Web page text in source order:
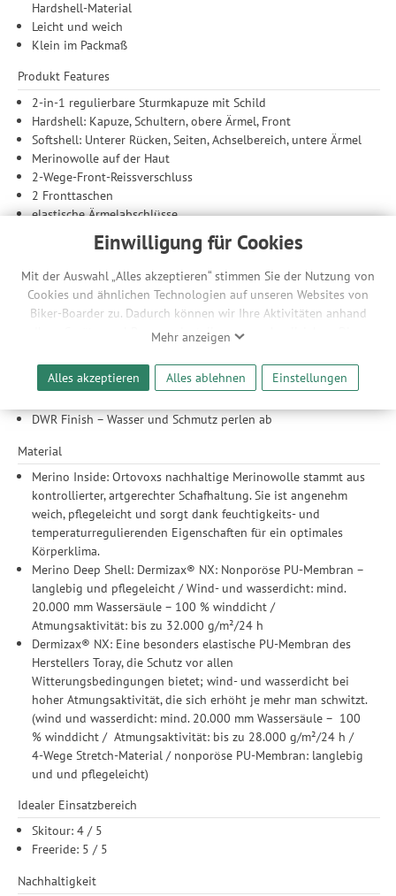
Einwilligung für Cookies
Mit der Auswahl „Alles akzeptieren“ stimmen Sie der Nutzung von
Cookies und ähnlichen Technologien auf unseren Websites von
Biker-Boarder zu. Dadurch können wir Ihre Aktivitäten anhand
Ihrer Geräte- und Browsereinstellungen nachvollziehen. Dies
ermöglicht es uns, anhand ihrer Interessen nutzungsbasierte
Werbeanzeigen für Sie bereitzustellen sowie Funktionalitäten
unserer Website sicherzustellen und stetig zu verbessern. Dabei
werden Ihre Daten auch an Drittanbieter und Werbepartner
weitergegeben. Die Verarbeitung erfolgt ausschließlich zum
Zwecke der Einbindung von Streaming-Inhalten und der
Durchführung von statistischer Analyse, Reichweitenmessungen,
Produktempfehlungen und nutzungsbasierter Werbung.
Informationen zu den einzelnen Funktionen, den Drittanbietern
und der Speicherdauer finden Sie unter Einstellungen. Diese
Einwilligung ist freiwillig, für die Nutzung unserer Website nicht
erforderlich und gilt, bis sie widerrufen wird. Sie können Ihre
Einwilligung unter Einstellungen lediglich für bestimmte
Drittanbieter erteilen und jederzeit für die Zukunft widerrufen.
Mehr anzeigen
Alles akzeptieren Alles ablehnen Einstellungen
Hardshell-Material
Leicht und weich
Klein im Packmaß
Produkt Features
2-in-1 regulierbare Sturmkapuze mit Schild
Hardshell: Kapuze, Schultern, obere Ärmel, Front
Softshell: Unterer Rücken, Seiten, Achselbereich, untere Ärmel
Merinowolle auf der Haut
2-Wege-Front-Reissverschluss
2 Fronttaschen
elastische Ärmelabschlüsse
Weitenregulierbarer Saum
Hohe Atmungsaktivität
Wind- und wasserdicht: mind. 20.000 Wassersäule – 100 %
Hohe Abriebfestigkeit
Schnell trocknend
DWR Finish – Wasser und Schmutz perlen ab
Material
Merino Inside: Ortovoxs nachhaltige Merinowolle stammt aus
kontrollierter, artgerechter Schafhaltung. Sie ist angenehm
weich, pflegeleicht und sorgt dank feuchtigkeits- und
temperaturregulierenden Eigenschaften für ein optimales
Körperklima.
Merino Deep Shell: Dermizax® NX: Nonporöse PU-Membran –
langlebig und pflegeleicht / Wind- und wasserdicht: mind.
20.000 mm Wassersäule – 100 % winddicht /
Atmungsaktivität: bis zu 32.000 g/m²/24 h
Dermizax® NX: Eine besonders elastische PU-Membran des
Herstellers Toray, die Schutz vor allen
Witterungsbedingungen bietet; wind- und wasserdicht bei
hoher Atmungsaktivität, die sich erhöht je mehr man schwitzt.
(wind­ und wasserdicht: mind. 20.000 mm Wassersäule – ­ 100
% winddicht / ­ Atmungsaktivität: bis zu 28.000 g/m²/24 h /
4-­Wege ­Stretch-­Material / nonporöse PU­-Membran: langlebig
und und pflegeleicht)
Idealer Einsatzbereich
Skitour: 4 / 5
Freeride: 5 / 5
Nachhaltigkeit